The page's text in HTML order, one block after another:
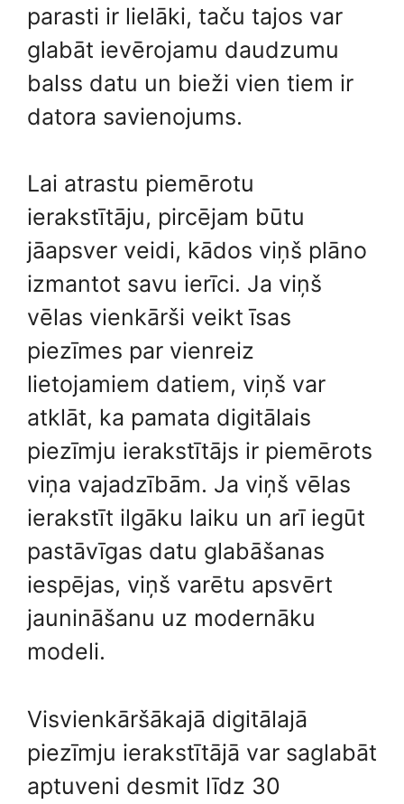
parasti ir lielāki, taču tajos var
glabāt ievērojamu daudzumu
balss datu un bieži vien tiem ir
datora savienojums.
Lai atrastu piemērotu
ierakstītāju, pircējam būtu
jāapsver veidi, kādos viņš plāno
izmantot savu ierīci. Ja viņš
vēlas vienkārši veikt īsas
piezīmes par vienreiz
lietojamiem datiem, viņš var
atklāt, ka pamata digitālais
piezīmju ierakstītājs ir piemērots
viņa vajadzībām. Ja viņš vēlas
ierakstīt ilgāku laiku un arī iegūt
pastāvīgas datu glabāšanas
iespējas, viņš varētu apsvērt
jaunināšanu uz modernāku
modeli.
Visvienkāršākajā digitālajā
piezīmju ierakstītājā var saglabāt
aptuveni desmit līdz 30